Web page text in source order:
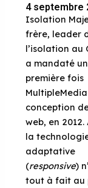
4 septembre
Isolation
frère, leader
l’isolation au
a mandaté
première fois
conception
web, en
la
adaptative
(responsive)
tout à fait au